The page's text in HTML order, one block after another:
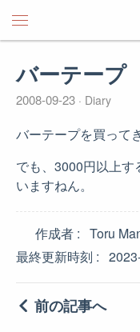
バーテープ
2008-09-23 Diary
バーテープを買って
でも、3000円以上
いますねん。
作成者
Toru
最終更新時刻
前の記事へ